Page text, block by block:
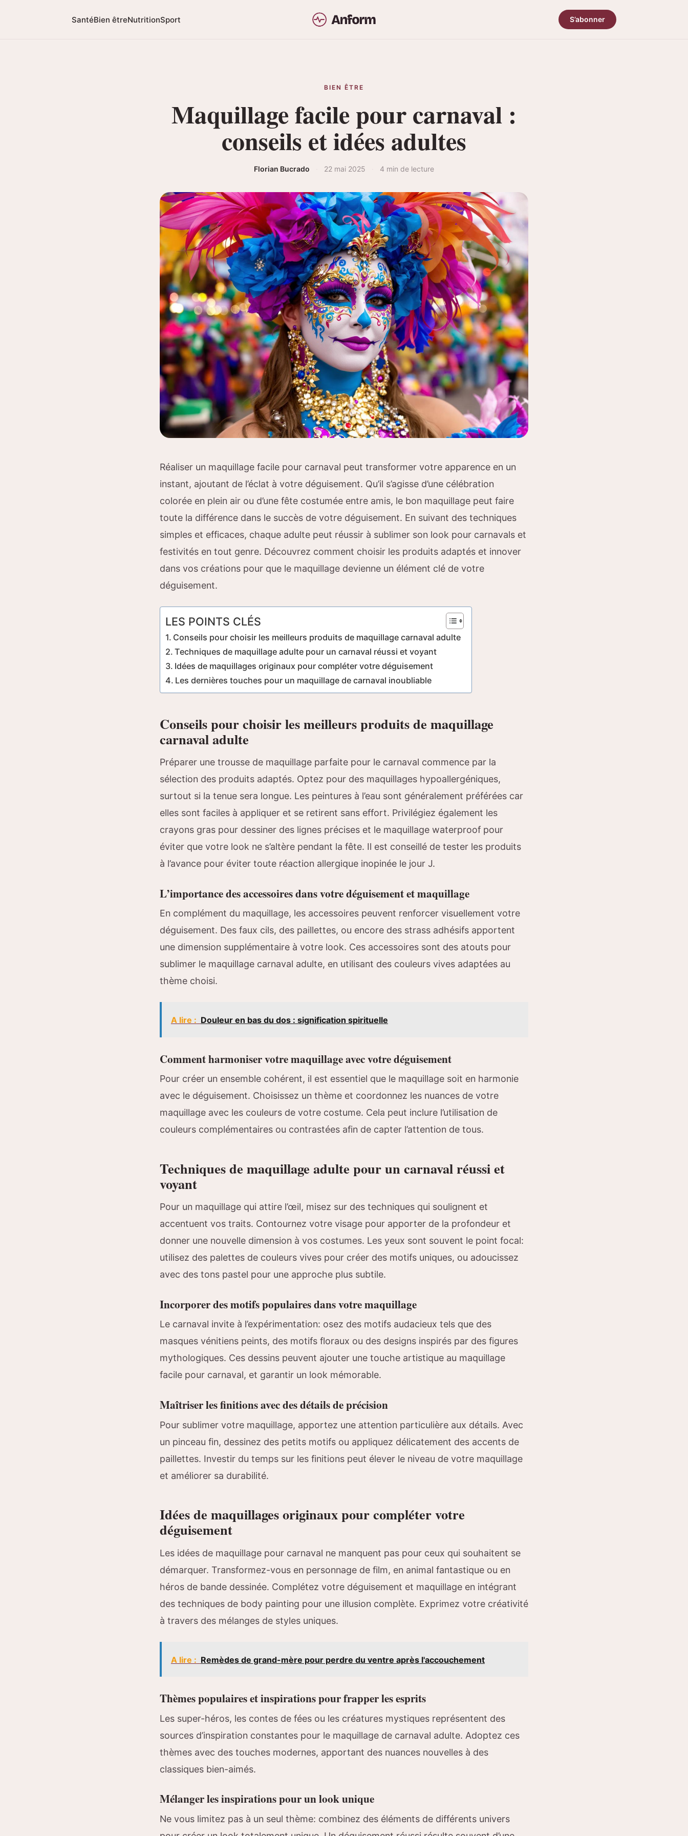
SantéBien êtreNutritionSport S’abonner
BIEN ÊTRE
Maquillage facile pour carnaval :
conseils et idées adultes
Florian Bucrado 22 mai 2025 4 min de lecture
Réaliser un maquillage facile pour carnaval peut transformer votre apparence en un
instant, ajoutant de l’éclat à votre déguisement. Qu’il s’agisse d’une célébration
colorée en plein air ou d’une fête costumée entre amis, le bon maquillage peut faire
toute la différence dans le succès de votre déguisement. En suivant des techniques
simples et efficaces, chaque adulte peut réussir à sublimer son look pour carnavals et
festivités en tout genre. Découvrez comment choisir les produits adaptés et innover
dans vos créations pour que le maquillage devienne un élément clé de votre
déguisement.
LES POINTS CLÉS
Conseils pour choisir les meilleurs produits de maquillage carnaval adulte
Techniques de maquillage adulte pour un carnaval réussi et voyant
Idées de maquillages originaux pour compléter votre déguisement
Les dernières touches pour un maquillage de carnaval inoubliable
Conseils pour choisir les meilleurs produits de maquillage
carnaval adulte
Préparer une trousse de maquillage parfaite pour le carnaval commence par la
sélection des produits adaptés. Optez pour des maquillages hypoallergéniques,
surtout si la tenue sera longue. Les peintures à l’eau sont généralement préférées car
elles sont faciles à appliquer et se retirent sans effort. Privilégiez également les
crayons gras pour dessiner des lignes précises et le maquillage waterproof pour
éviter que votre look ne s’altère pendant la fête. Il est conseillé de tester les produits
à l’avance pour éviter toute réaction allergique inopinée le jour J.
L’importance des accessoires dans votre déguisement et maquillage
En complément du maquillage, les accessoires peuvent renforcer visuellement votre
déguisement. Des faux cils, des paillettes, ou encore des strass adhésifs apportent
une dimension supplémentaire à votre look. Ces accessoires sont des atouts pour
sublimer le maquillage carnaval adulte, en utilisant des couleurs vives adaptées au
thème choisi.
A lire : Douleur en bas du dos : signification spirituelle
Comment harmoniser votre maquillage avec votre déguisement
Pour créer un ensemble cohérent, il est essentiel que le maquillage soit en harmonie
avec le déguisement. Choisissez un thème et coordonnez les nuances de votre
maquillage avec les couleurs de votre costume. Cela peut inclure l’utilisation de
couleurs complémentaires ou contrastées afin de capter l’attention de tous.
Techniques de maquillage adulte pour un carnaval réussi et
voyant
Pour un maquillage qui attire l’œil, misez sur des techniques qui soulignent et
accentuent vos traits. Contournez votre visage pour apporter de la profondeur et
donner une nouvelle dimension à vos costumes. Les yeux sont souvent le point focal:
utilisez des palettes de couleurs vives pour créer des motifs uniques, ou adoucissez
avec des tons pastel pour une approche plus subtile.
Incorporer des motifs populaires dans votre maquillage
Le carnaval invite à l’expérimentation: osez des motifs audacieux tels que des
masques vénitiens peints, des motifs floraux ou des designs inspirés par des figures
mythologiques. Ces dessins peuvent ajouter une touche artistique au maquillage
facile pour carnaval, et garantir un look mémorable.
Maîtriser les finitions avec des détails de précision
Pour sublimer votre maquillage, apportez une attention particulière aux détails. Avec
un pinceau fin, dessinez des petits motifs ou appliquez délicatement des accents de
paillettes. Investir du temps sur les finitions peut élever le niveau de votre maquillage
et améliorer sa durabilité.
Idées de maquillages originaux pour compléter votre
déguisement
Les idées de maquillage pour carnaval ne manquent pas pour ceux qui souhaitent se
démarquer. Transformez-vous en personnage de film, en animal fantastique ou en
héros de bande dessinée. Complétez votre déguisement et maquillage en intégrant
des techniques de body painting pour une illusion complète. Exprimez votre créativité
à travers des mélanges de styles uniques.
A lire : Remèdes de grand-mère pour perdre du ventre après l'accouchement
Thèmes populaires et inspirations pour frapper les esprits
Les super-héros, les contes de fées ou les créatures mystiques représentent des
sources d’inspiration constantes pour le maquillage de carnaval adulte. Adoptez ces
thèmes avec des touches modernes, apportant des nuances nouvelles à des
classiques bien-aimés.
Mélanger les inspirations pour un look unique
Ne vous limitez pas à un seul thème: combinez des éléments de différents univers